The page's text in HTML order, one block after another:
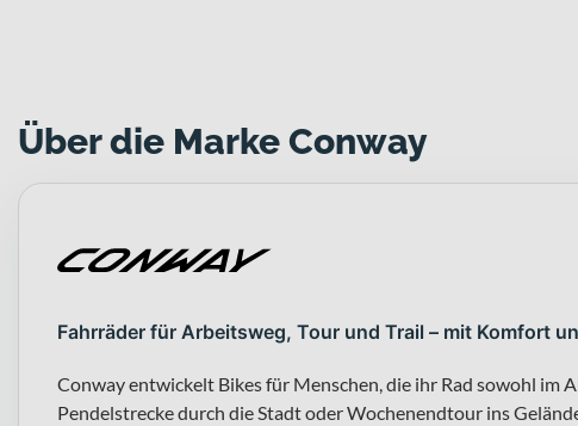
Über die Marke Conway
Fahrräder für Arbeitsweg, Tour und Trail – mit Komfort
Conway entwickelt Bikes für Menschen, die ihr Rad sowohl im
Pendelstrecke durch die Stadt oder Wochenendtour ins